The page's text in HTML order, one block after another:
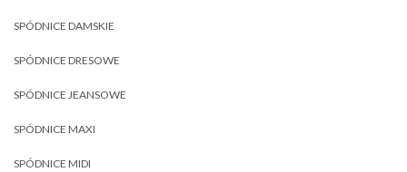
SPÓDNICE DAMSKIE
SPÓDNICE DRESOWE
SPÓDNICE JEANSOWE
SPÓDNICE MAXI
SPÓDNICE MIDI